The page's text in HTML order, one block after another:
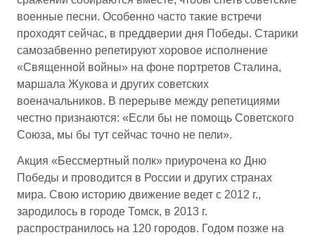
военные песни. Особенно часто такие встречи
проходят сейчас, в преддверии дня Победы. Старики
самозабвенно репетируют хоровое исполнение
«Священной войны» на фоне портретов Сталина,
маршала Жукова и других советских
военачальников. В перерыве между репетициями
честно признаются: «Если бы не помощь Советского
Союза, мы бы тут сейчас точно не пели».
Акция «Бессмертный полк» приурочена ко Дню
Победы и проводится в России и других странах
мира. Свою историю движение ведет с 2012 г.,
зародилось в городе Томск, в 2013 г.
распространилось на 120 городов. Годом позже на